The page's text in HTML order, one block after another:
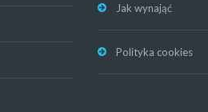
Jak wynająć
Polityka cookies